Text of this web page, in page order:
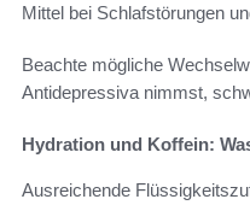
Mittel bei Schlafstörungen
Beachte mögliche
Antidepressiva nimmst,
Hydration und Koffein:
Ausreichende